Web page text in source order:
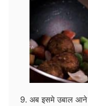
अब इसमे उबाल